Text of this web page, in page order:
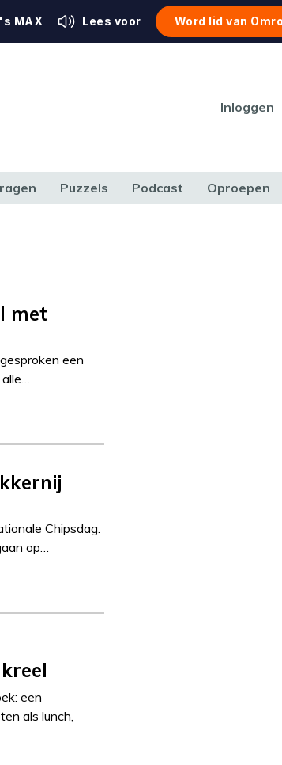
MAX Lees voor Word lid van
Inloggen
Puzzels Podcast Oproepen
met
een
Chipsdag.
op…
een
als lunch,